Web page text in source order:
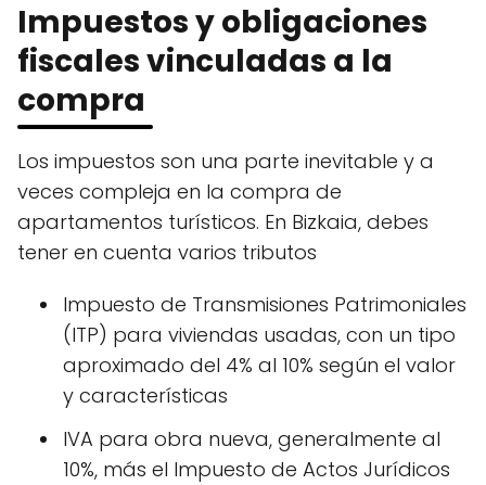
Impuestos y obligaciones
fiscales vinculadas a la
compra
Los impuestos son una parte inevitable y a
veces compleja en la compra de
apartamentos turísticos. En Bizkaia, debes
tener en cuenta varios tributos
Impuesto de Transmisiones Patrimoniales
(ITP) para viviendas usadas, con un tipo
aproximado del 4% al 10% según el valor
y características ️
IVA para obra nueva, generalmente al
10%, más el Impuesto de Actos Jurídicos